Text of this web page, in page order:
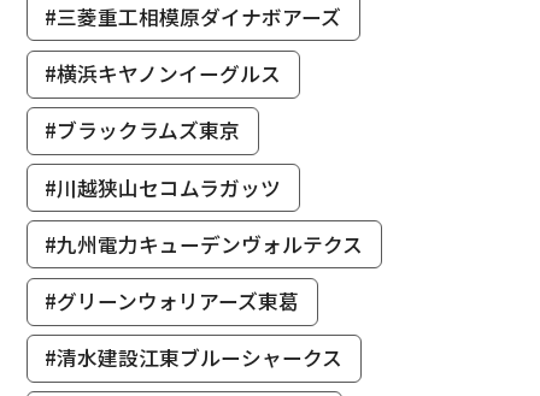
#三菱重工相模原ダイナボアーズ
#横浜キヤノンイーグルス
#ブラックラムズ東京
#川越狭山セコムラガッツ
#九州電力キューデンヴォルテクス
#グリーンウォリアーズ東葛
#清水建設江東ブルーシャークス